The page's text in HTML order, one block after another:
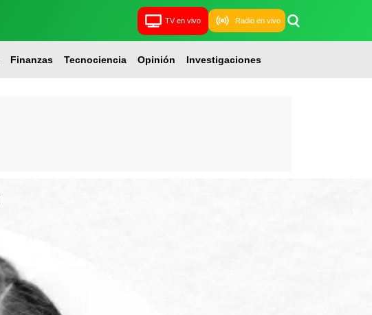
TV en vivo Radio en vivo
Finanzas Tecnociencia Opinión Investigaciones